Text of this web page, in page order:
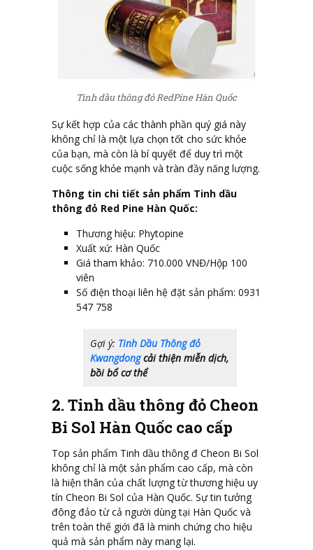
Tinh dầu thông đỏ RedPine Hàn Quốc
Sự kết hợp của các thành phần quý giá này
không chỉ là một lựa chọn tốt cho sức khỏe
của bạn, mà còn là bí quyết để duy trì một
cuộc sống khỏe mạnh và tràn đầy năng lượng.
Thông tin chi tiết sản phẩm Tinh dầu
thông đỏ Red Pine Hàn Quốc:
Thương hiệu: Phytopine
Xuất xứ: Hàn Quốc
Giá tham khảo: 710.000 VNĐ/Hộp 100
viên
Số điện thoại liên hệ đặt sản phẩm: 0931
547 758
Gợi ý: Tinh Dầu Thông đỏ
Kwangdongcải thiện miễn dịch,
bồi bổ cơ thể
2. Tinh dầu thông đỏ Cheon
Bi Sol Hàn Quốc cao cấp
Top sản phẩm Tinh dầu thông đ Cheon Bi Sol
không chỉ là một sản phẩm cao cấp, mà còn
là hiện thân của chất lượng từ thương hiệu uy
tín Cheon Bi Sol của Hàn Quốc. Sự tin tưởng
đông đảo từ cả người dùng tại Hàn Quốc và
trên toàn thế giới đã là minh chứng cho hiệu
quả mà sản phẩm này mang lại.